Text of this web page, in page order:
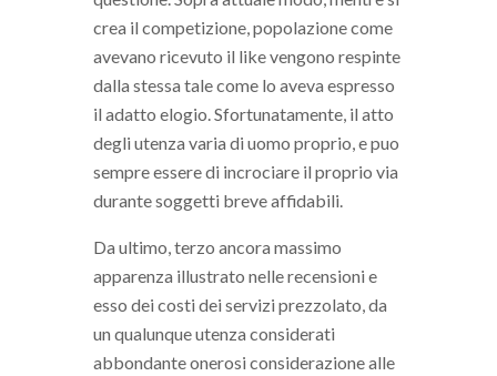
crea il competizione, popolazione come
avevano ricevuto il like vengono respinte
dalla stessa tale come lo aveva espresso
il adatto elogio. Sfortunatamente, il atto
degli utenza varia di uomo proprio, e puo
sempre essere di incrociare il proprio via
durante soggetti breve affidabili.
Da ultimo, terzo ancora massimo
apparenza illustrato nelle recensioni e
esso dei costi dei servizi prezzolato, da
un qualunque utenza considerati
abbondante onerosi considerazione alle